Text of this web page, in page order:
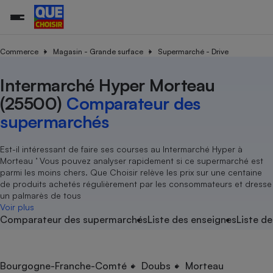
Commerce Magasin - Grande surface Supermarché - Drive
Intermarché Hyper Morteau
(25500) Comparateur des
supermarchés
Est-il intéressant de faire ses courses au Intermarché Hyper à
Morteau ’ Vous pouvez analyser rapidement si ce supermarché est
parmi les moins chers. Que Choisir relève les prix sur une centaine
de produits achetés régulièrement par les consommateurs et dresse
un palmarès de tous
Voir plus
Comparateur des supermarchésListe des enseignesListe
Bourgogne-Franche-Comté Doubs Morteau
Agriculture
Produit alimentaire
Achat - Vente - Location
Carburant
Magasin - Grande surface
Marketing - Fidélisation
Organismes de défense
Système judiciaire
Air
Eau
Achat - Vente - Travaux
Location
Sport
Vacances - Tourisme
électrique
Démarche administrative
Senior
Service marchand
Train
Transport aérien
Toutes les actualités
Enquêtes
Guides d'achat
Conseils
Brèves
Tous les services
Soumettre un litige
Lettres types
Rencontrer une association locale
Tous nos combats
Nos actions
Nos grandes victoires
Les billets de la présidente
Nos associations locales
Nous rejoindre
En savoir plus sur Que Choisir Ensemble
nous ?
L’association
Nos missions
Notre méthodologie
Notre financement
Nos partenaires
Nous rejoindre